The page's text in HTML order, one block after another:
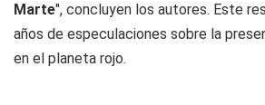
Marte", concluyen los autores. Este
años de especulaciones sobre la
en el planeta rojo.